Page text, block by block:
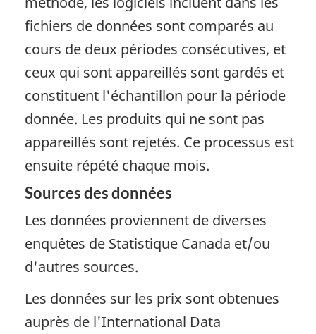
fichiers de données sont comparés au
cours de deux périodes consécutives, et
ceux qui sont appareillés sont gardés et
constituent l'échantillon pour la période
donnée. Les produits qui ne sont pas
appareillés sont rejetés. Ce processus est
ensuite répété chaque mois.
Sources des données
Les données proviennent de diverses
enquêtes de Statistique Canada et/ou
d'autres sources.
Les données sur les prix sont obtenues
auprès de l'International Data